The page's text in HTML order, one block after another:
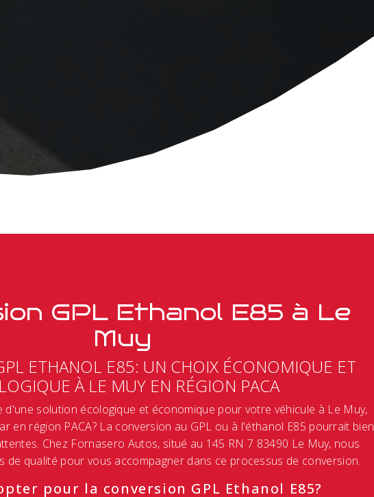
GPL Ethanol E85 à Le
Muy
ETHANOL E85: UN CHOIX ÉCONOMIQUE ET
À LE MUY EN RÉGION PACA
d'une solution écologique et économique pour votre véhicule à Le Muy,
en région PACA? La conversion au GPL ou à l'éthanol E85 pourrait bien
Chez Fornasero Autos, situé au 145 RN 7 83490 Le Muy, nous
de qualité pour vous accompagner dans ce processus de conversion.
pour la conversion GPL Ethanol E85?